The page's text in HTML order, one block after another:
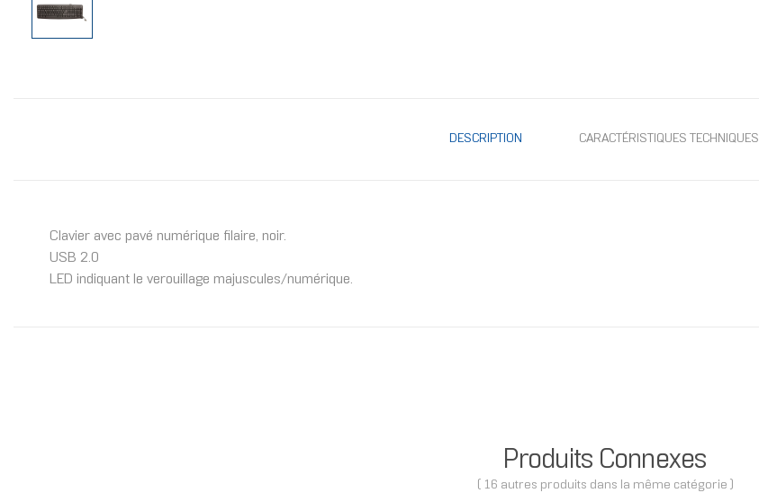
DESCRIPTION CARACTÉRISTIQUES TECHNIQUES
Clavier avec pavé numérique filaire, noir.
USB 2.0
LED indiquant le verouillage majuscules/numérique.
Produits Connexes
( 16 autres produits dans la même catégorie )